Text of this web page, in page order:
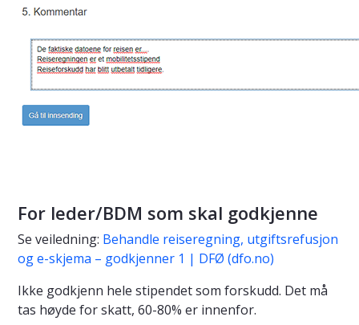
For leder/BDM som skal godkjenne
Se veiledning: Behandle reiseregning, utgiftsrefusjon
og e-skjema – godkjenner 1 | DFØ (dfo.no)
Ikke godkjenn hele stipendet som forskudd. Det må
tas høyde for skatt, 60-80% er innenfor.